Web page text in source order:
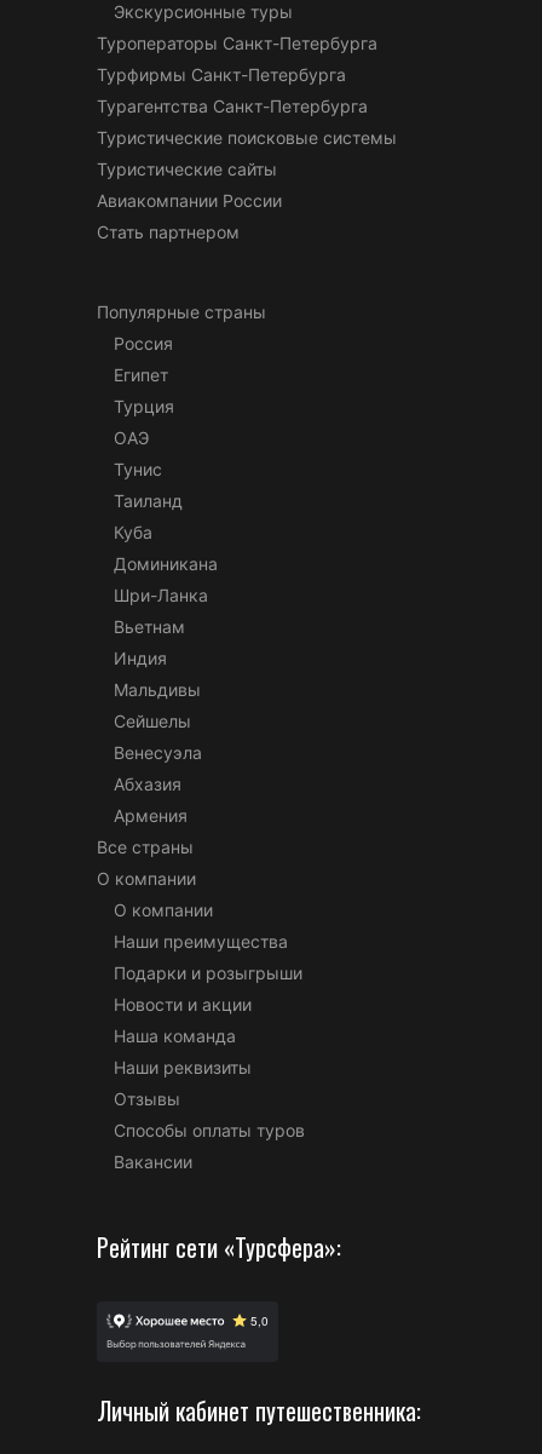
Экскурсионные туры
Туроператоры Санкт-Петербурга
Турфирмы Санкт-Петербурга
Турагентства Санкт-Петербурга
Туристические поисковые системы
Туристические сайты
Авиакомпании России
Стать партнером
Популярные страны
Россия
Египет
Турция
ОАЭ
Тунис
Таиланд
Куба
Доминикана
Шри-Ланка
Вьетнам
Индия
Мальдивы
Сейшелы
Венесуэла
Абхазия
Армения
Все страны
О компании
О компании
Наши преимущества
Подарки и розыгрыши
Новости и акции
Наша команда
Наши реквизиты
Отзывы
Способы оплаты туров
Вакансии
Рейтинг сети «Турсфера»:
Личный кабинет путешественника: